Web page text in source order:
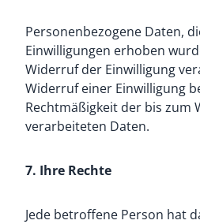
Personenbezogene Daten,
Einwilligungen erhoben
Widerruf der Einwilligung
Widerruf einer Einwilligung
Rechtmäßigkeit der bis zum
verarbeiteten Daten.
7. Ihre Rechte
Jede betroffene Person hat